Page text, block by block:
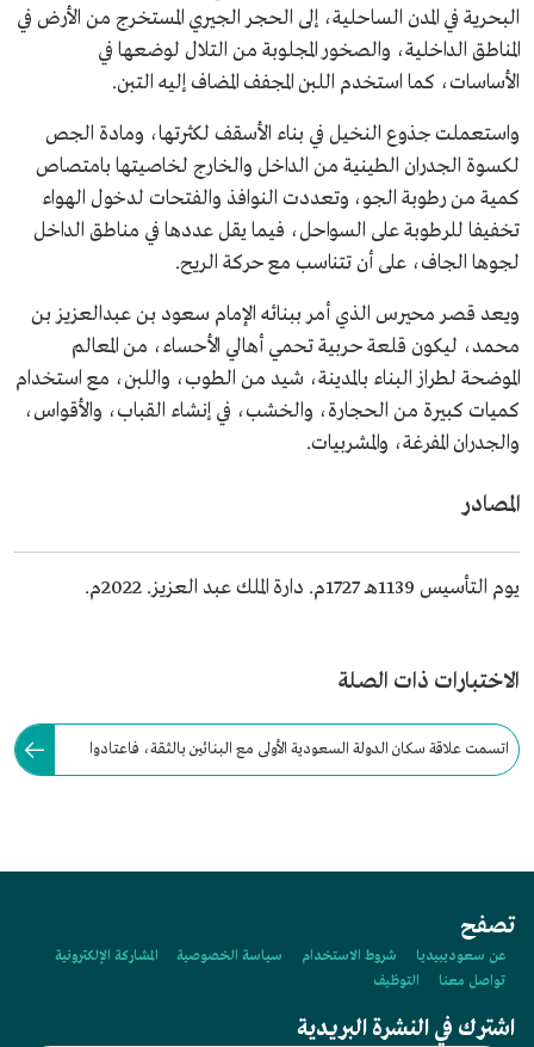
البحرية في المدن الساحلية، إلى الحجر الجيري المستخرج من الأرض في
المناطق الداخلية، والصخور المجلوبة من التلال لوضعها في
الأساسات، كما استخدم اللبن المجفف المضاف إليه التبن.
واستعملت جذوع النخيل في بناء الأسقف لكثرتها، ومادة الجص
لكسوة الجدران الطينية من الداخل والخارج لخاصيتها بامتصاص
كمية من رطوبة الجو، وتعددت النوافذ والفتحات لدخول الهواء
تخفيفا للرطوبة على السواحل، فيما يقل عددها في مناطق الداخل
لجوها الجاف، على أن تتناسب مع حركة الريح.
ويعد قصر محيرس الذي أمر ببنائه الإمام سعود بن عبدالعزيز بن
محمد، ليكون قلعة حربية تحمي أهالي الأحساء، من المعالم
الموضحة لطراز البناء بالمدينة، شيد من الطوب، واللبن، مع استخدام
كميات كبيرة من الحجارة، والخشب، في إنشاء القباب، والأقواس،
والجدران المفرغة، والمشربيات.
المصادر
يوم التأسيس 1139هـ 1727م. دارة الملك عبد العزيز. 2022م.
الاختبارات ذات الصلة
اتسمت علاقة سكان الدولة السعودية الأولى مع البنائين بالثقة، فاعتادوا
تصفح
عن سعوديبيديا شروط الاستخدام سياسة الخصوصية
المشاركة الإلكترونية
تواصل معنا
التوظيف
اشترك في النشرة البريدية